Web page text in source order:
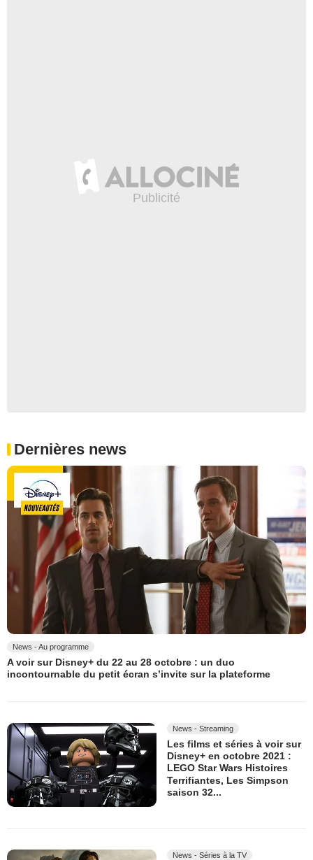
Dernières news
News - Au programme
A voir sur Disney+ du 22 au 28 octobre : un duo
incontournable du petit écran s’invite sur la plateforme
News - Streaming
Les films et séries à voir sur
Disney+ en octobre 2021 :
LEGO Star Wars Histoires
Terrifiantes, Les Simpson
saison 32...
News - Séries à la TV